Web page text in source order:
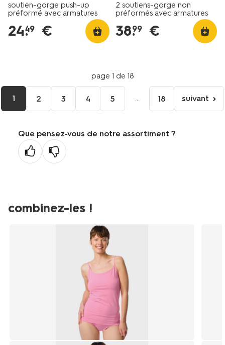
soutien-gorge push-up
préformé avec armatures
24.
49 €
2 soutiens-gorge non
préformés avec armatures
38.
99 €
page 1 de 18
1 2 3 4 5 ... 18
page
suivant
Que pensez-vous de notre assortiment ?
combinez-les !